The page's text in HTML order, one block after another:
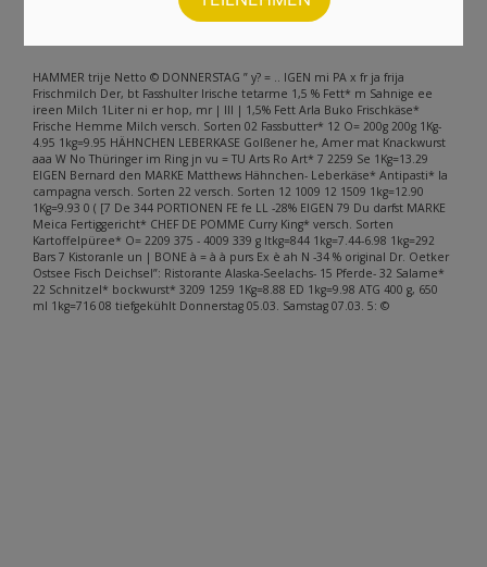
Bitte beachten Sie, dass dieser Text automatisch generiert wird und
HAMMER trije Netto © DONNERSTAG ” y? = .. IGEN mi PA x fr ja frija
Frischmilch Der, bt Fasshulter Irische tetarme 1,5 % Fett* m Sahnige ee
ireen Milch 1Liter ni er hop, mr | Ill | 1,5% Fett Arla Buko Frischkäse*
Frische Hemme Milch versch. Sorten 02 Fassbutter* 12 O= 200g 200g 1Kg-
4.95 1kg=9.95 HÄHNCHEN LEBERKASE Golßener he, Amer mat Knackwurst
aaa W No Thüringer im Ring jn vu = TU Arts Ro Art* 7 2259 Se 1Kg=13.29
EIGEN Bernard den MARKE Matthews Hähnchen- Leberkäse* Antipasti* la
campagna versch. Sorten 22 versch. Sorten 12 1009 12 1509 1kg=12.90
1Kg=9.93 0 ( [7 De 344 PORTIONEN FE fe LL -28% EIGEN 79 Du darfst MARKE
Meica Fertiggericht* CHEF DE POMME Curry King* versch. Sorten
Kartoffelpüree* O= 2209 375 - 4009 339 g ltkg=844 1kg=7.44-6.98 1kg=292
Bars 7 Kistoranle un | BONE à = à à purs Ex è ah N -34 % original Dr. Oetker
Ostsee Fisch Deichsel”: Ristorante Alaska-Seelachs- 15 Pferde- 32 Salame*
22 Schnitzel* bockwurst* 3209 1259 1Kg=8.88 ED 1kg=9.98 ATG 400 g, 650
ml 1kg=716 08 tiefgekühlt Donnerstag 05.03. Samstag 07.03. 5: ©